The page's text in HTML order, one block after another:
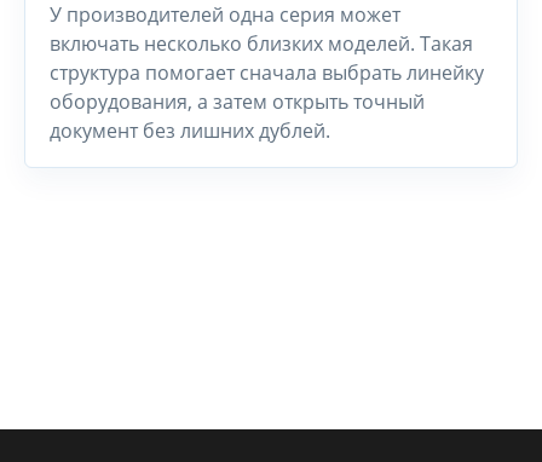
У производителей одна серия может
включать несколько близких моделей. Такая
структура помогает сначала выбрать линейку
оборудования, а затем открыть точный
документ без лишних дублей.